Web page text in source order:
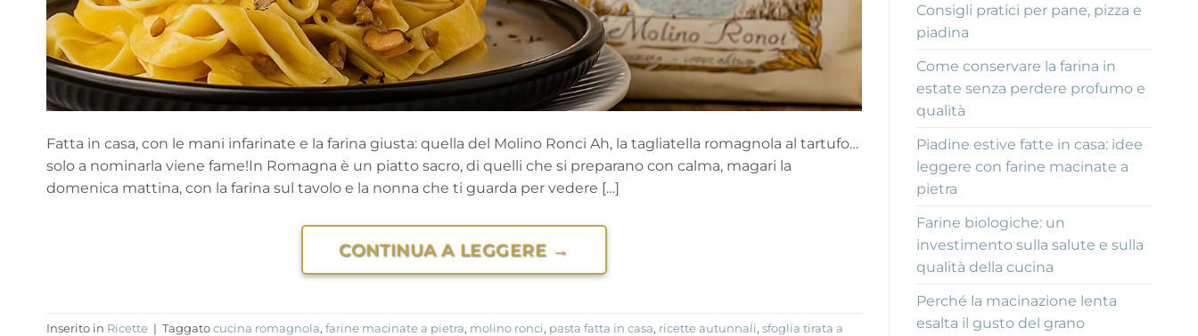
Fatta in casa, con le mani infarinate e la farina giusta: quella del Molino Ronci Ah, la tagliatella romagnola al tartufo…
solo a nominarla viene fame!In Romagna è un piatto sacro, di quelli che si preparano con calma, magari la
domenica mattina, con la farina sul tavolo e la nonna che ti guarda per vedere […]
CONTINUA A LEGGERE →
Inserito in Ricette | Taggato cucina romagnola, farine macinate a pietra, molino ronci, pasta fatta in casa, ricette autunnali, sfoglia tirata a
Consigli pratici per pane, pizza e
piadina
Come conservare la farina in
estate senza perdere profumo e
qualità
Piadine estive fatte in casa: idee
leggere con farine macinate a
pietra
Farine biologiche: un
investimento sulla salute e sulla
qualità della cucina
Perché la macinazione lenta
esalta il gusto del grano